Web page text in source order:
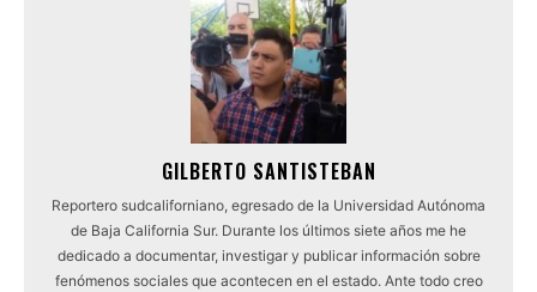
GILBERTO SANTISTEBAN
Reportero sudcaliforniano, egresado de la Universidad Autónoma
de Baja California Sur. Durante los últimos siete años me he
dedicado a documentar, investigar y publicar información sobre
fenómenos sociales que acontecen en el estado. Ante todo creo